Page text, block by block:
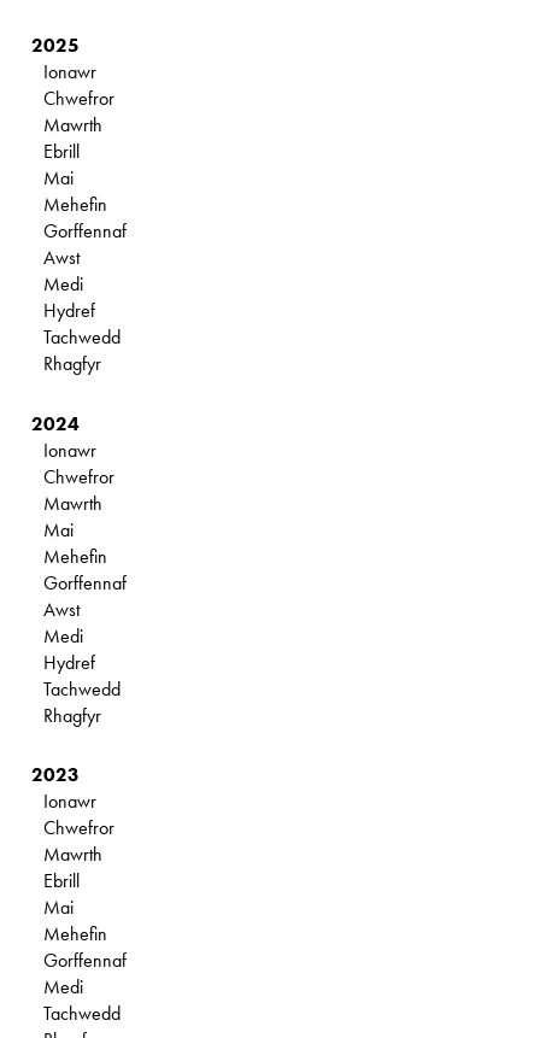
2025
Ionawr
Chwefror
Mawrth
Ebrill
Mai
Mehefin
Gorffennaf
Awst
Medi
Hydref
Tachwedd
Rhagfyr
2024
Ionawr
Chwefror
Mawrth
Mai
Mehefin
Gorffennaf
Awst
Medi
Hydref
Tachwedd
Rhagfyr
2023
Ionawr
Chwefror
Mawrth
Ebrill
Mai
Mehefin
Gorffennaf
Medi
Tachwedd